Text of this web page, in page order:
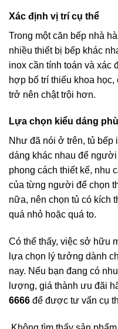
Xác định vị trí cụ thể
Trong một căn bếp nhà
nhiều thiết bị bếp khác
inox cần tính toán và xác
hợp bố trí thiếu khoa
trở nên chật trội hơn.
Lựa chọn kiểu dáng
Như đã nói ở trên, tủ bếp
dáng khác nhau để
phong cách thiết kế, nhu
của từng người để chọn
nữa, nên chọn tủ có kích
quá nhỏ hoặc quá to.
Có thể thấy, việc sở hữu
lựa chọn lý tưởng dành
nay. Nếu bạn đang có
lượng, giá thành ưu đãi
6666 để được tư vấn cụ